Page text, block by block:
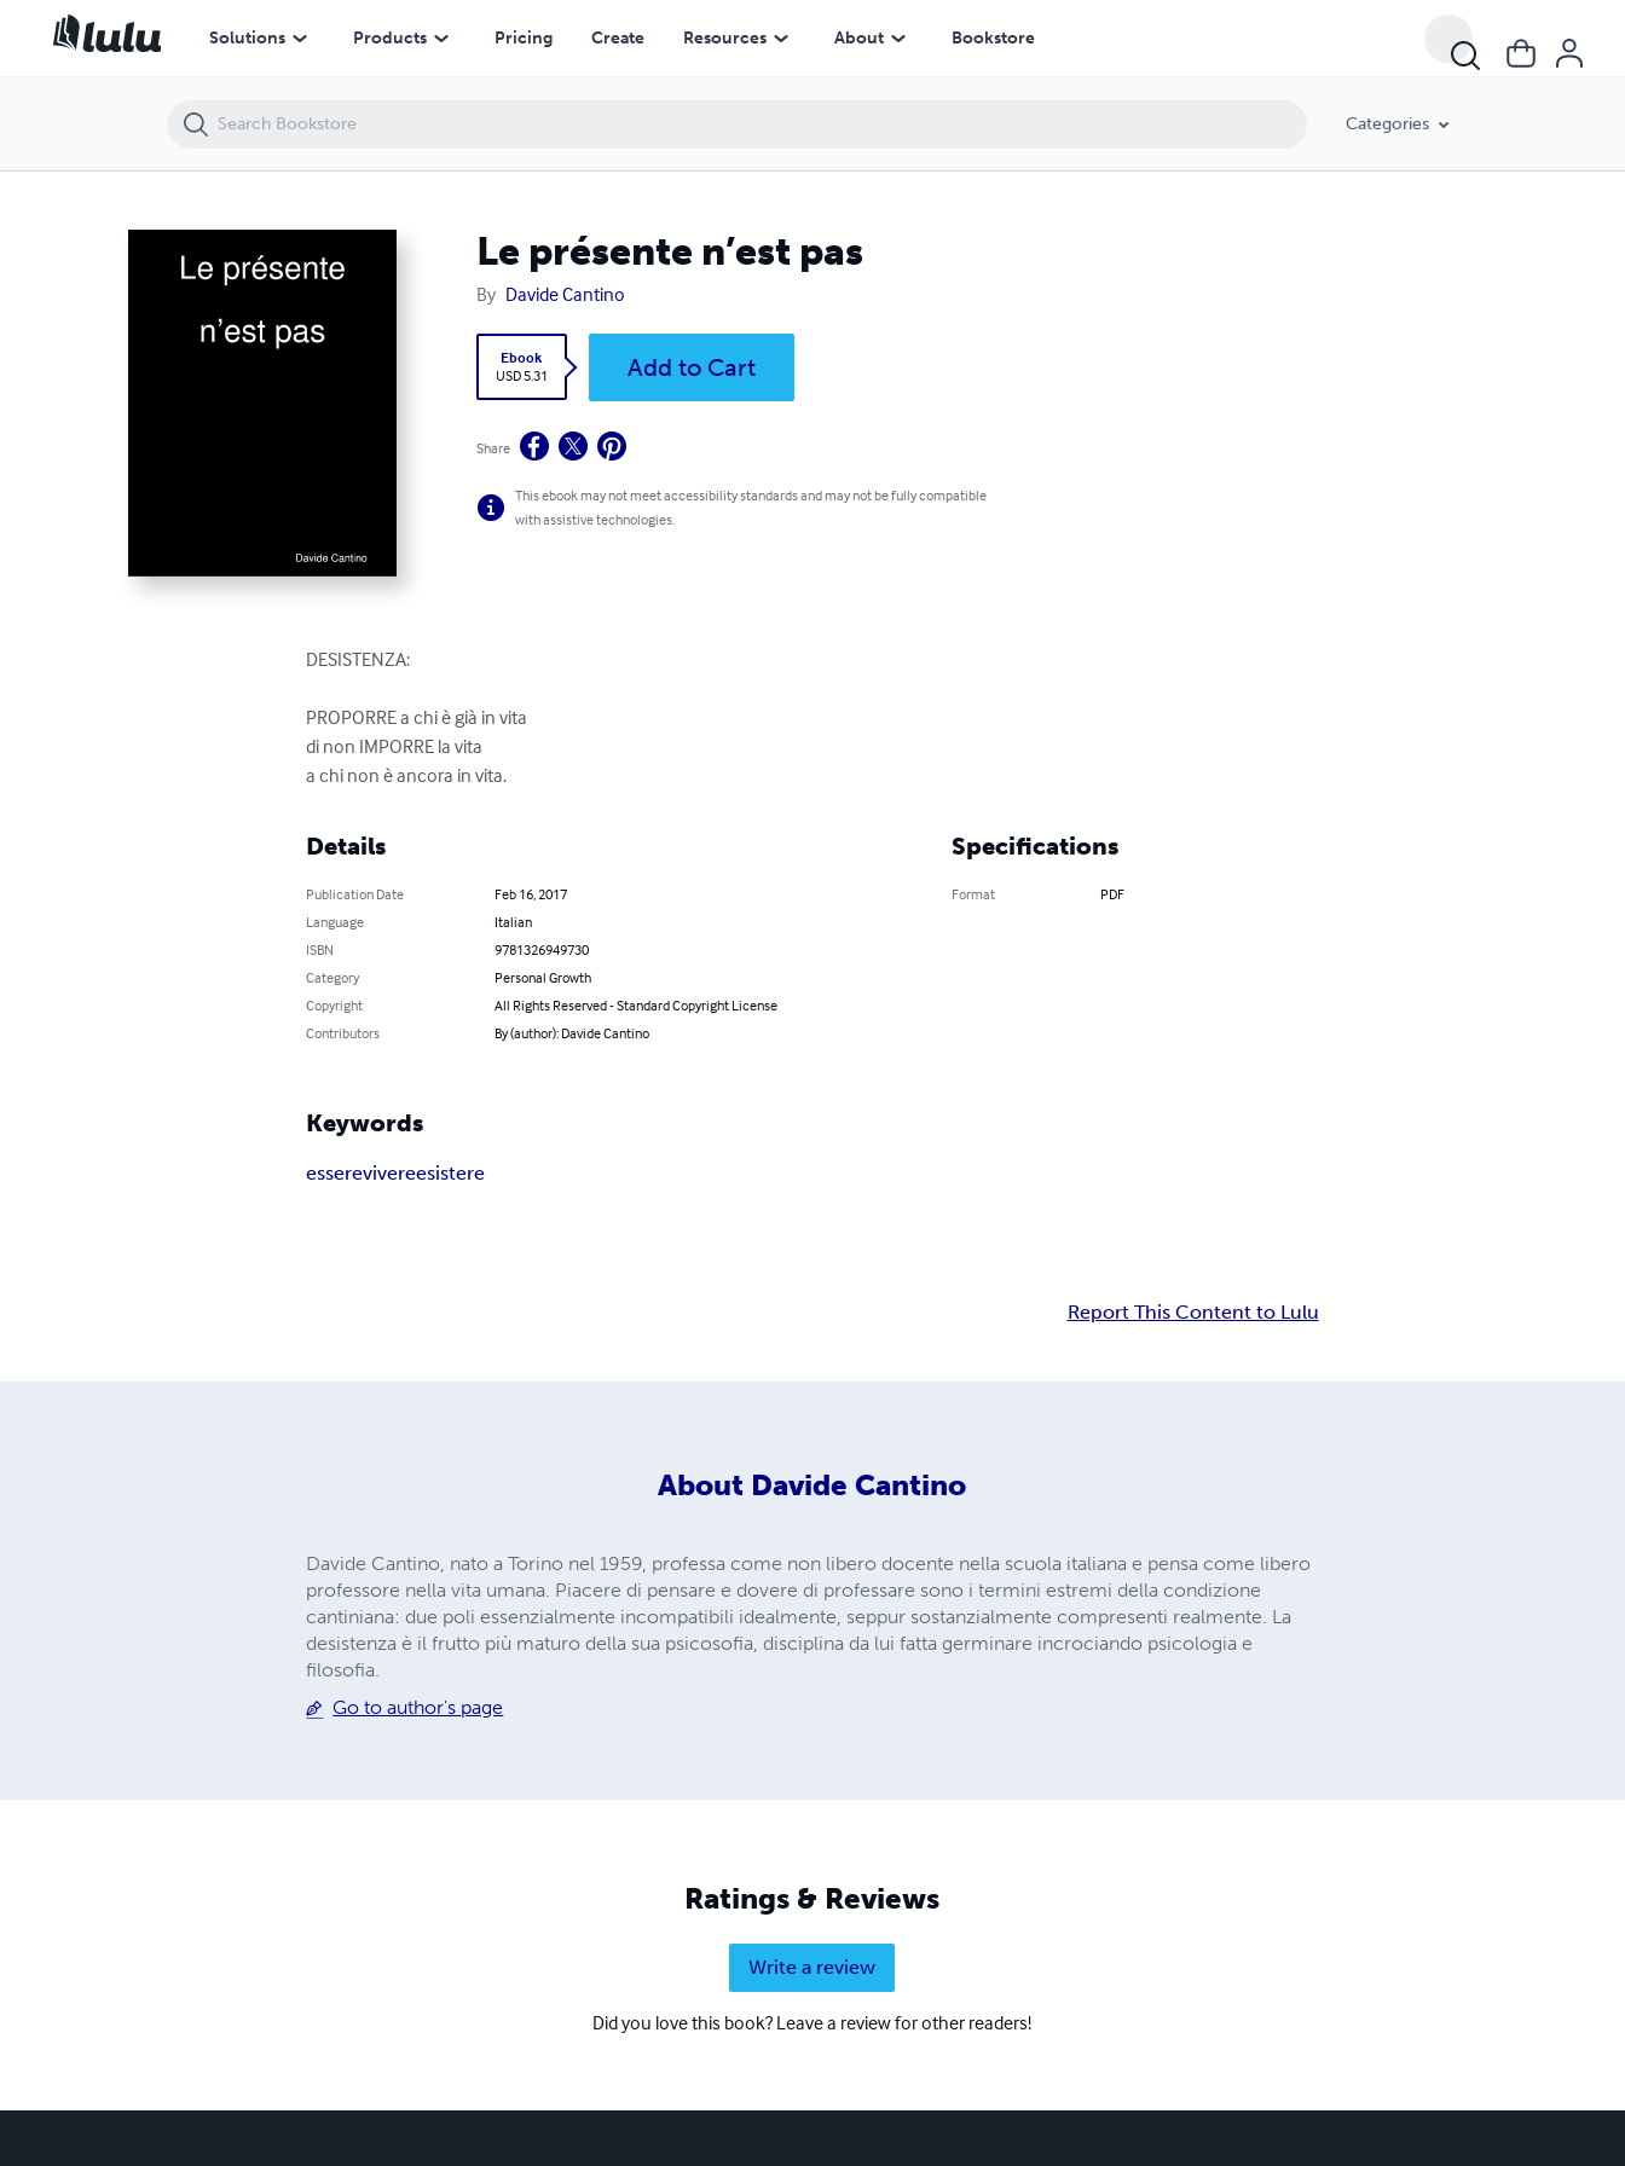
Solutions Products Pricing Create Resources About Bookstore
Categories
Le présente n’est pas
By Davide Cantino
Ebook
USD 5.31
Add to Cart
Share
This ebook may not meet accessibility standards and may not be fully compatible
with assistive technologies.
DESISTENZA:
PROPORRE a chi è già in vita
di non IMPORRE la vita
a chi non è ancora in vita.
Details
Publication Date
Feb 16, 2017
Language
Italian
ISBN
9781326949730
Category
Personal Growth
Copyright
All Rights Reserved - Standard Copyright License
Contributors
By (author): Davide Cantino
Specifications
Format PDF
Keywords
esserevivereesistere
Report This Content to Lulu
About Davide Cantino
Davide Cantino, nato a Torino nel 1959, professa come non libero docente nella scuola italiana e pensa come libero
professore nella vita umana. Piacere di pensare e dovere di professare sono i termini estremi della condizione
cantiniana: due poli essenzialmente incompatibili idealmente, seppur sostanzialmente compresenti realmente. La
desistenza è il frutto più maturo della sua psicosofia, disciplina da lui fatta germinare incrociando psicologia e
filosofia.
Go to author's page
Ratings & Reviews
Write a review
Did you love this book? Leave a review for other readers!
Le présente n’est pas